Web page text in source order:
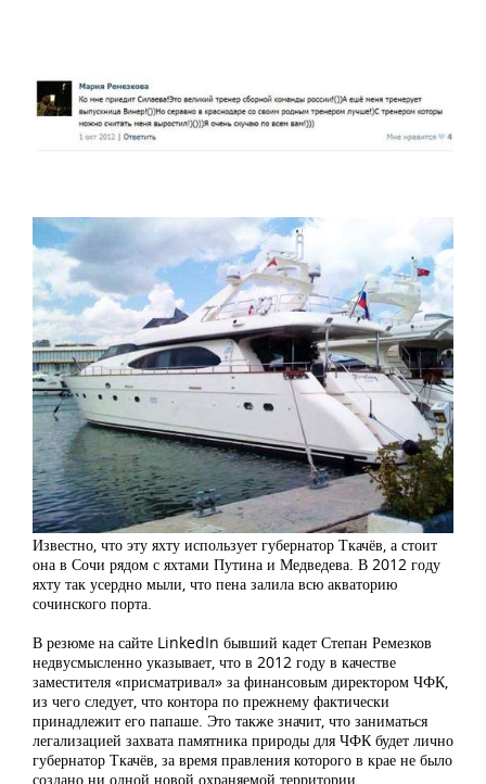
Известно, что эту яхту использует губернатор Ткачёв, а стоит
она в Сочи рядом с яхтами Путина и Медведева. В 2012 году
яхту так усердно мыли, что пена залила всю акваторию
сочинского порта.
В резюме на сайте LinkedIn бывший кадет Степан Ремезков
недвусмысленно указывает, что в 2012 году в качестве
заместителя «присматривал» за финансовым директором ЧФК,
из чего следует, что контора по прежнему фактически
принадлежит его папаше. Это также значит, что заниматься
легализацией захвата памятника природы для ЧФК будет лично
губернатор Ткачёв, за время правления которого в крае не было
создано ни одной новой охраняемой территории.